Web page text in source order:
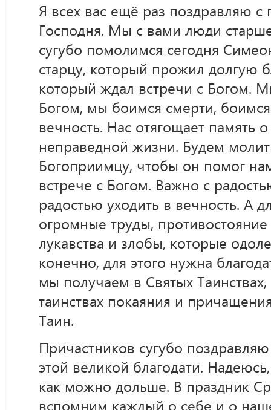
Я всех вас ещё раз поздравляю с
Господня. Мы с вами люди
сугубо помолимся сегодня
старцу, который прожил долгую
который ждал встречи с Богом.
Богом, мы боимся смерти,
вечность. Нас отягощает память
неправедной жизни. Будем
Богоприимцу, чтобы он помог
встрече с Богом. Важно с
радостью уходить в вечность. А
огромные труды,
лукавства и злобы, которые
конечно, для этого нужна
мы получаем в Святых
таинствах покаяния и
Таин.
Причастников сугубо
этой великой благодати.
как можно дольше. В праздник
вспомним каждый о себе и о